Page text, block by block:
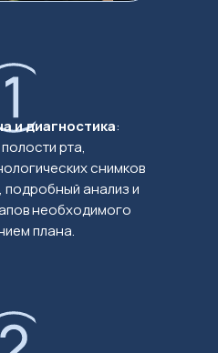
и диагностика:
рта,
снимков
анализ и
необходимого
плана.